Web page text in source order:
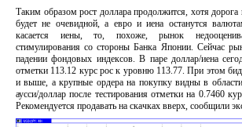
Таким образом рост доллара продолжится, хотя
будет не очевидной, а евро и иена останутся
касается иены, то, похоже, рынок
стимулирования со стороны Банка Японии. Сейчас
падении фондовых индексов. В паре доллар/иена
отметки 113.12 курс рос к уровню 113.77. При этом
и выше, а крупные ордера на покупку видны в
аусси/доллар после тестирования отметки на 0.7460
Рекомендуется продавать на скачках вверх, сообщили